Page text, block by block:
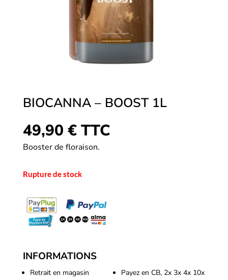
BIOCANNA – BOOST 1L
49,90 € TTC
Booster de floraison.
Rupture de stock
INFORMATIONS
Retrait en magasin
Payez en CB, 2x 3x 4x 10x